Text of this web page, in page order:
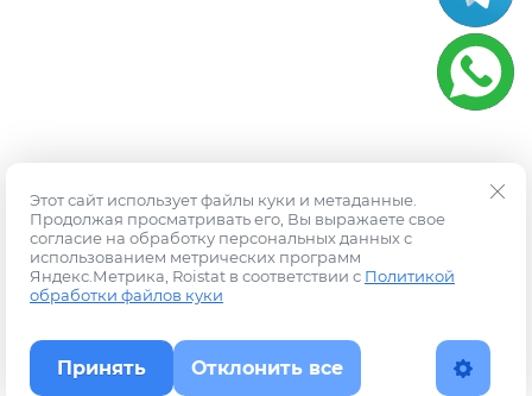
Этот сайт использует файлы куки и метаданные.
Продолжая просматривать его, Вы выражаете свое
согласие на обработку персональных данных с
использованием метрических программ
Яндекс.Метрика, Roistat в соответствии с Политикой
обработки файлов куки
Принять Отклонить все